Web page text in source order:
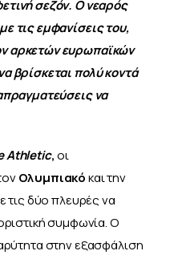
σεζόν. Ο νεαρός
τις εμφανίσεις του,
αρκετών ευρωπαϊκών
βρίσκεται πολύ κοντά
να
Athletic, οι
Ολυμπιακό και την
τις δύο πλευρές να
συμφωνία. Ο
στην εξασφάλιση